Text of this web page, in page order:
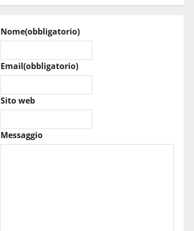
Nome(obbligatorio)
Email(obbligatorio)
Sito web
Messaggio